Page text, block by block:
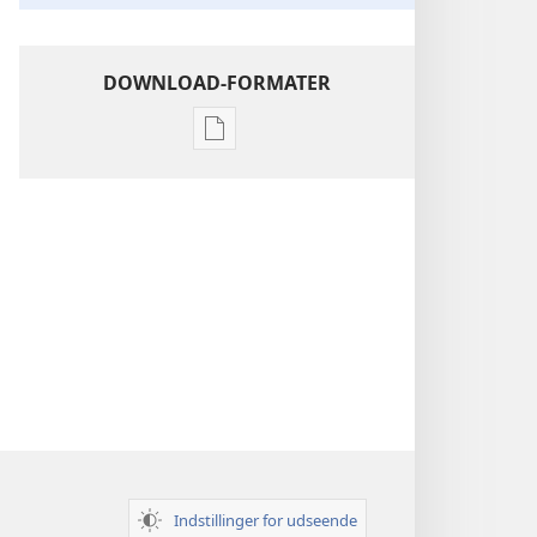
DOWNLOAD-FORMATER
Indstillinger
Indstillinger for udseende